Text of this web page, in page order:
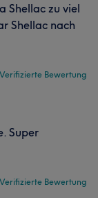
Shellac zu viel
Shellac nach
Verifizierte Bewertung
Super
Verifizierte Bewertung